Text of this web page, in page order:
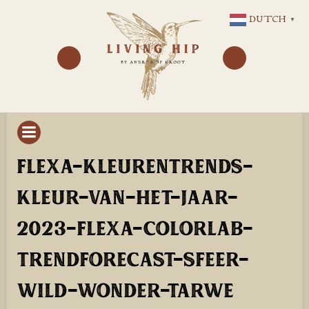
NAAR
DE
INHOUD
FLEXA-KLEURENTRENDS-
KLEUR-VAN-HET-JAAR-
2023-FLEXA-COLORLAB-
TRENDFORECAST-SFEER-
WILD-WONDER-TARWE
DUTCH ▼